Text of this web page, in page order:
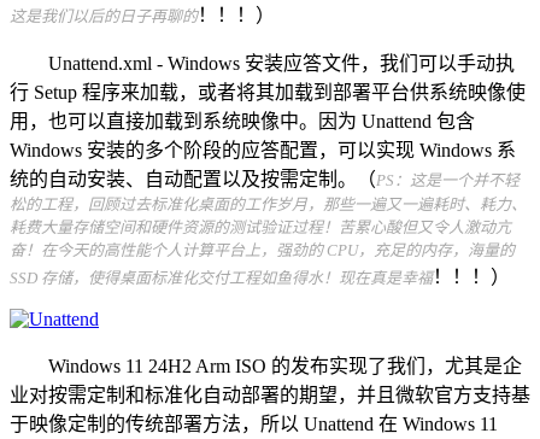
这是我们以后的日子再聊的！！！）
Unattend.xml - Windows 安装应答文件，我们可以手动执
行 Setup 程序来加载，或者将其加载到部署平台供系统映像使
用，也可以直接加载到系统映像中。因为 Unattend 包含
Windows 安装的多个阶段的应答配置，可以实现 Windows 系
统的自动安装、自动配置以及按需定制。（PS：这是一个并不轻
松的工程，回顾过去标准化桌面的工作岁月，那些一遍又一遍耗时、耗力、
耗费大量存储空间和硬件资源的测试验证过程！苦累心酸但又令人激动亢
奋！在今天的高性能个人计算平台上，强劲的 CPU，充足的内存，海量的
SSD 存储，使得桌面标准化交付工程如鱼得水！现在真是幸福！！！）
Windows 11 24H2 Arm ISO 的发布实现了我们，尤其是企
业对按需定制和标准化自动部署的期望，并且微软官方支持基
于映像定制的传统部署方法，所以 Unattend 在 Windows 11